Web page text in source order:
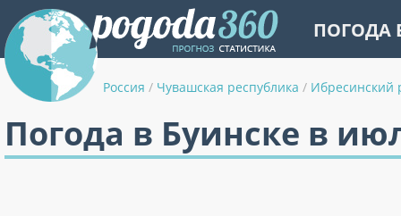
ПОГОДА
Россия / Чувашская республика / Ибресинский
Погода в Буинске в